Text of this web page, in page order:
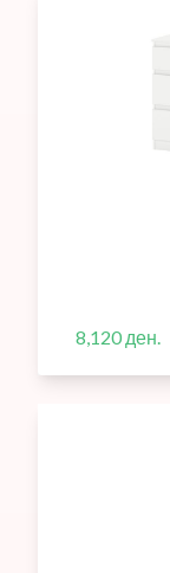
8,120 ден.